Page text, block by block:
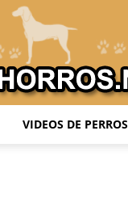
VIDEOS DE PERROS